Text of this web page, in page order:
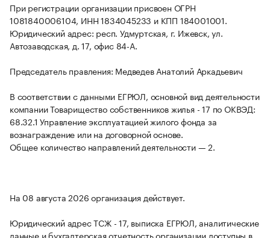
При регистрации организации присвоен ОГРН
1081840006104, ИНН 1834045233 и КПП 184001001.
Юридический адрес: респ. Удмуртская, г. Ижевск, ул.
Автозаводская, д. 17, офис 84-А.
Председатель правления: Медведев Анатолий Аркадьевич
В соответствии с данными ЕГРЮЛ, основной вид деятельности
компании Товарищество собственников жилья - 17 по ОКВЭД:
68.32.1 Управление эксплуатацией жилого фонда за
вознаграждение или на договорной основе.
Общее количество направлений деятельности — 2.
На 08 августа 2026 организация действует.
Юридический адрес ТСЖ - 17, выписка ЕГРЮЛ, аналитические
данные и бухгалтерская отчетность организации доступны в